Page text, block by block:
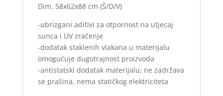
Dim. 58x62x88 cm (Š/D/V)
-ubrizgani aditivi za otpornost na utjecaj
sunca i UV zračenje
-dodatak staklenih vlakana u materijalu
omogućuje dugotrajnost proizvoda
-antistatski dodatak materijalu; ne zadržava
se prašina, nema statičkog elektriciteta